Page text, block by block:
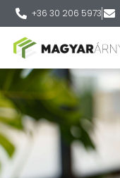
+36 30 206 5973